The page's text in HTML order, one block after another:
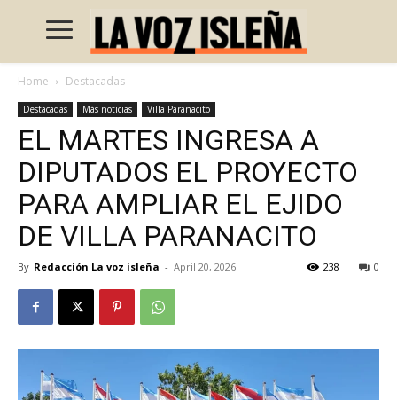
Home Destacadas
Destacadas Más noticias Villa Paranacito
EL MARTES INGRESA A
DIPUTADOS EL PROYECTO
PARA AMPLIAR EL EJIDO
DE VILLA PARANACITO
By Redacción La voz isleña - April 20, 2026 0
238